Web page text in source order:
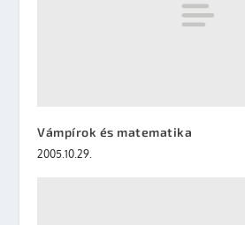
Vámpírok és matematika
2005.10.29.